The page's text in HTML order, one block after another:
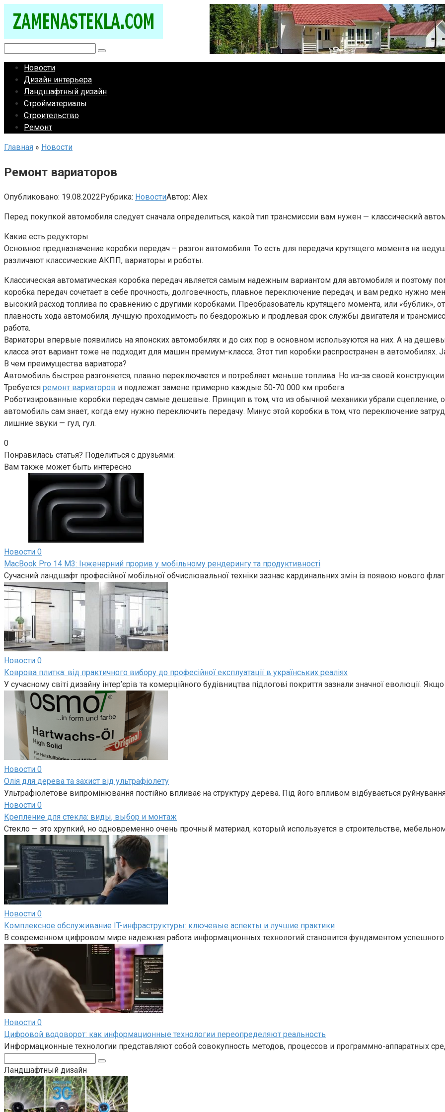
Новости
Дизайн интерьера
Ландшафтный дизайн
Стройматериалы
Строительство
Ремонт
Главная » Новости
Ремонт вариаторов
Опубликовано: 19.08.2022Рубрика: НовостиАвтор: Alex
Перед покупкой автомобиля следует сначала определиться, какой тип трансмиссии вам нужен — классический
Какие есть редукторы
Основное предназначение коробки передач – разгон автомобиля. То есть для передачи крутящего момента на
различают классические АКПП, вариаторы и роботы.
Классическая автоматическая коробка передач является самым надежным вариантом для автомобиля и поэтому
коробка передач сочетает в себе прочность, долговечность, плавное переключение передач, и вам редко нужно
высокий расход топлива по сравнению с другими коробками. Преобразователь крутящего момента, или «бублик»,
плавность хода автомобиля, лучшую проходимость по бездорожью и продлевая срок службы двигателя и
работа.
Вариаторы впервые появились на японских автомобилях и до сих пор в основном используются на них. А на
класса этот вариант тоже не подходит для машин премиум-класса. Этот тип коробки распространен в
В чем преимущества вариатора?
Автомобиль быстрее разгоняется, плавно переключается и потребляет меньше топлива. Но из-за своей
Требуется ремонт вариаторов и подлежат замене примерно каждые 50-70 000 км пробега.
Роботизированные коробки передач самые дешевые. Принцип в том, что из обычной механики убрали сцепление,
автомобиль сам знает, когда ему нужно переключить передачу. Минус этой коробки в том, что переключение
лишние звуки — гул, гул.
0
Понравилась статья? Поделиться с друзьями:
Вам также может быть интересно
Новости 0
MacBook Pro 14 M3: Інженерний прорив у мобільному рендерингу та продуктивності
Сучасний ландшафт професійної мобільної обчислювальної техніки зазнає кардинальних змін із появою нового
Новости 0
Коврова плитка: від практичного вибору до професійної експлуатації в українських реаліях
У сучасному світі дизайну інтер’єрів та комерційного будівництва підлогові покриття зазнали значної еволюції. Якщо
Новости 0
Олія для дерева та захист від ультрафіолету
Ультрафіолетове випромінювання постійно впливає на структуру дерева. Під його впливом відбувається
Новости 0
Крепление для стекла: виды, выбор и монтаж
Стекло — это хрупкий, но одновременно очень прочный материал, который используется в строительстве,
Новости 0
Комплексное обслуживание IT-инфраструктуры: ключевые аспекты и лучшие практики
В современном цифровом мире надежная работа информационных технологий становится фундаментом
Новости 0
Цифровой водоворот: как информационные технологии переопределяют реальность
Информационные технологии представляют собой совокупность методов, процессов и программно-аппаратных
Ландшафтный дизайн